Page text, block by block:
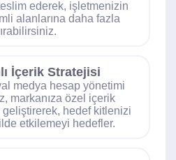
ederek, işletmenizin
alanlarına daha fazla
İçerik Stratejisi
medya hesap yönetimi
markanıza özel içerik
hedef kitlenizi
etkilemeyi hedefler.